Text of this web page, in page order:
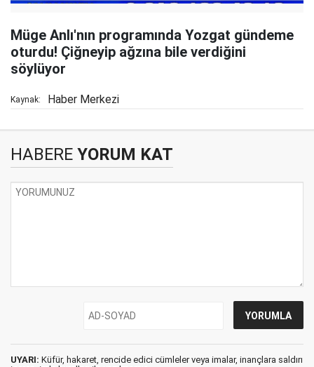
Müge Anlı'nın programında Yozgat gündeme
oturdu! Çiğneyip ağzına bile verdiğini
söylüyor
Kaynak: Haber Merkezi
HABERE YORUM KAT
UYARI: Küfür, hakaret, rencide edici cümleler veya imalar, inançlara saldırı